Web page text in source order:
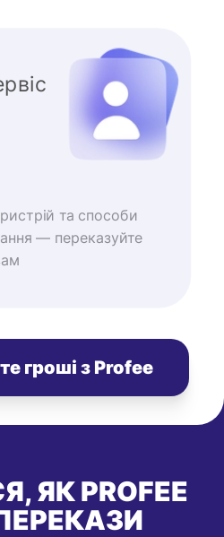
та способи
— переказуйте
гроші з Profee
ЯК PROFEE